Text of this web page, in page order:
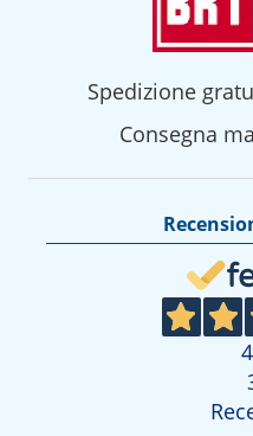
Spedizione
Consegna